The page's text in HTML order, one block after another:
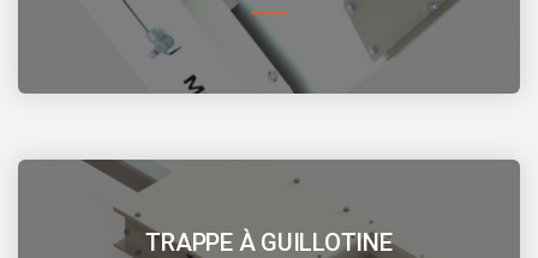
TRAPPE À GUILLOTINE